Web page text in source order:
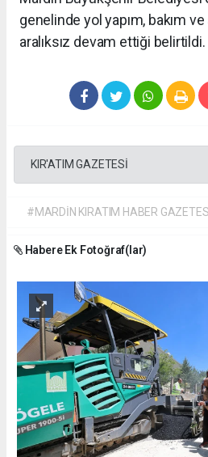
genelinde yol yapım, bakım
aralıksız devam ettiği belirtildi.
KIR'ATIM GAZETESİ
#MARDİN KIRATIM HABER
Habere Ek Fotoğraf(lar)